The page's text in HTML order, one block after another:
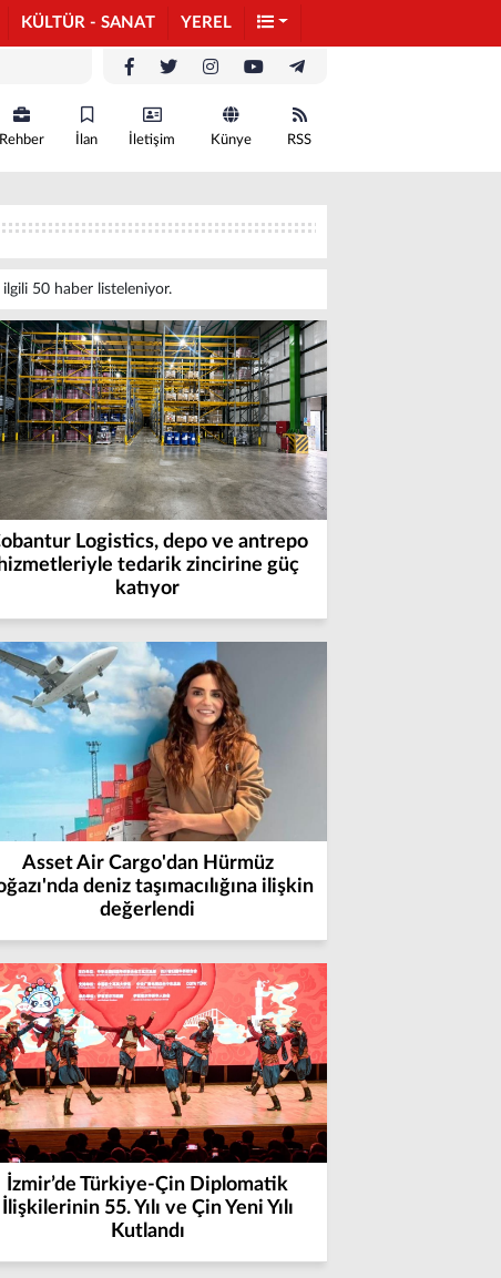
KÜLTÜR - SANAT YEREL
Rehber İlan İletişim Künye RSS
50 haber listeleniyor.
Logistics, depo ve antrepo
hizmetleriyle tedarik zincirine güç
katıyor
Asset Air Cargo'dan Hürmüz
deniz taşımacılığına ilişkin
değerlendi
İzmir’de Türkiye-Çin Diplomatik
İlişkilerinin 55. Yılı ve Çin Yeni Yılı
Kutlandı